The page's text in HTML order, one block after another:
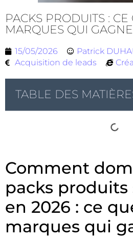
PACKS PRODUITS :
MARQUES QUI
15/05/2026 Patrick
Acquisition de leads
TABLE DES
Comment
packs produits
en 2026 : ce
marques qui